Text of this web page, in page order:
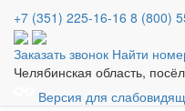
+7 (351) 225-16-16 8 (800)
Заказать звонок Найти
Челябинская область,
Версия для
Однокомнатный номер с
двуспальной.
Вместимость: 2 гостя + 1
Отдельно стоящий